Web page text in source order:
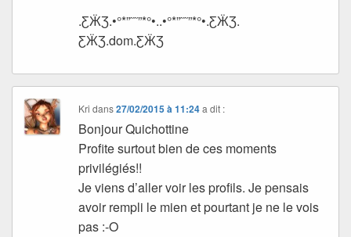
.ƸӜƷ.•°*”˜˜”*°•..•°*”˜˜”*°•.ƸӜƷ.
ƸӜƷ.dom.ƸӜƷ
Kri dans27/02/2015 à 11:24 a dit :
Bonjour Quichottine
Profite surtout bien de ces moments
privilégiés!!
Je viens d’aller voir les profils. Je pensais
avoir rempli le mien et pourtant je ne le vois
pas :-O